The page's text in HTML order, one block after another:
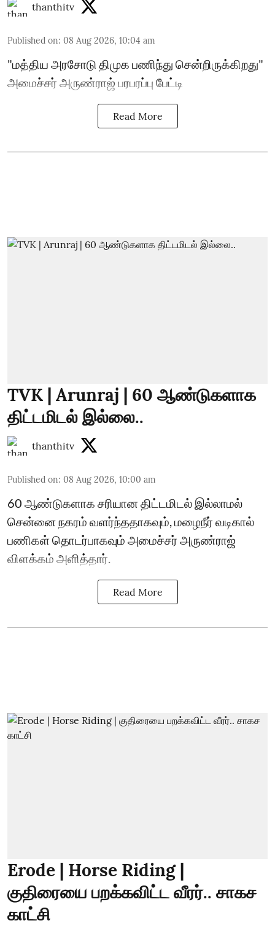
thanthitv
Published on: 08 Aug 2026, 10:04 am
"மத்திய அரசோடு திமுக பணிந்து சென்றிருக்கிறது"
அமைச்சர் அருண்ராஜ் பரபரப்பு பேட்டி
Read More
TVK | Arunraj | 60 ஆண்டுகளாக
திட்டமிடல் இல்லை..
thanthitv
Published on: 08 Aug 2026, 10:00 am
60 ஆண்டுகளாக சரியான திட்டமிடல் இல்லாமல்
சென்னை நகரம் வளர்ந்ததாகவும், மழைநீர் வடிகால்
பணிகள் தொடர்பாகவும் அமைச்சர் அருண்ராஜ்
விளக்கம் அளித்தார்.
Read More
Erode | Horse Riding |
குதிரையை பறக்கவிட்ட வீரர்.. சாகச
காட்சி